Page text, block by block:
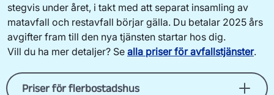
stegvis under året, i takt med att separat insamling av
matavfall och restavfall börjar gälla. Du betalar 2025 års
avgifter fram till den nya tjänsten startar hos dig.
Vill du ha mer detaljer? Se alla priser för avfallstjänster.
Priser för flerbostadshus